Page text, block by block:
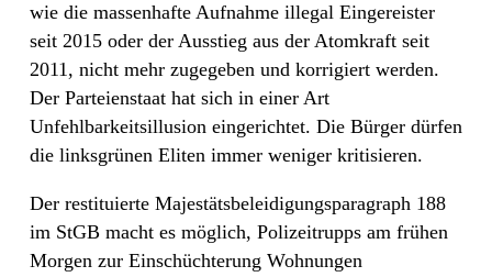
wie die massenhafte Aufnahme illegal Eingereister
seit 2015 oder der Ausstieg aus der Atomkraft seit
2011, nicht mehr zugegeben und korrigiert werden.
Der Parteienstaat hat sich in einer Art
Unfehlbarkeitsillusion eingerichtet. Die Bürger dürfen
die linksgrünen Eliten immer weniger kritisieren.
Der restituierte Majestätsbeleidigungsparagraph 188
im StGB macht es möglich, Polizeitrupps am frühen
Morgen zur Einschüchterung Wohnungen